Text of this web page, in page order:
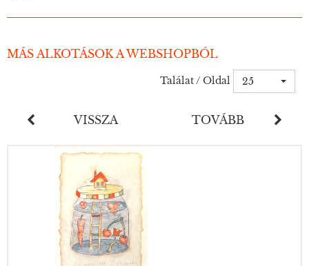
MÁS ALKOTÁSOK A WEBSHOPBÓL
Találat / Oldal 25
VISSZA TOVÁBB